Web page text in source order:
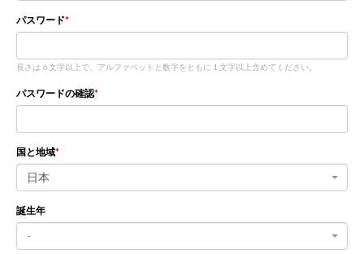
パスワード
長さは 6 文字以上で、アルファベットと数字をともに 1 文字以上含めてください。
パスワードの確認
国と地域
日本
誕生年
-